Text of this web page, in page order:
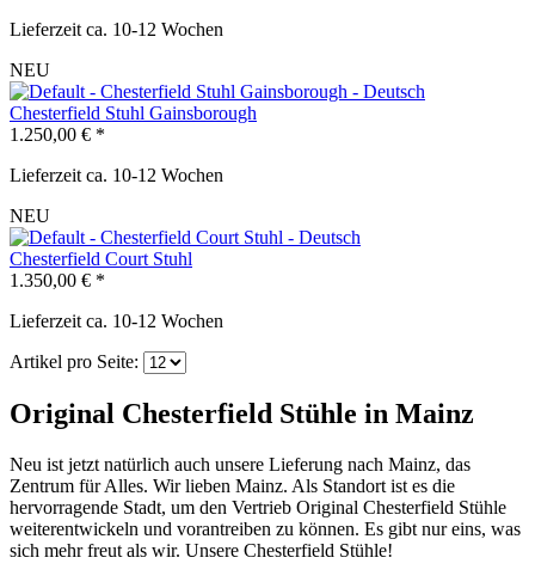
Lieferzeit ca. 10-12 Wochen
NEU
Chesterfield Stuhl Gainsborough
1.250,00 € *
Lieferzeit ca. 10-12 Wochen
NEU
Chesterfield Court Stuhl
1.350,00 € *
Lieferzeit ca. 10-12 Wochen
Artikel pro Seite:
Original Chesterfield Stühle in Mainz
Neu ist jetzt natürlich auch unsere Lieferung nach Mainz, das
Zentrum für Alles. Wir lieben Mainz. Als Standort ist es die
hervorragende Stadt, um den Vertrieb Original Chesterfield Stühle
weiterentwickeln und vorantreiben zu können. Es gibt nur eins, was
sich mehr freut als wir. Unsere Chesterfield Stühle!